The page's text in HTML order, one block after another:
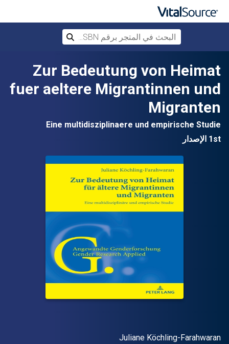
تخطي إلى المحتوى الرئيسي
Zur Bedeutung von Heimat
fuer aeltere Migrantinnen und
Migranten
Eine multidisziplinaere und empirische Studie
1st الإصدار
المؤلف (المؤلفون)
Juliane Köchling-Farahwaran